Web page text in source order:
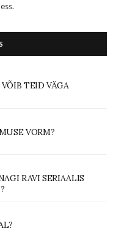
TEID VÄGA
VORM?
RAVI SERIAALIS